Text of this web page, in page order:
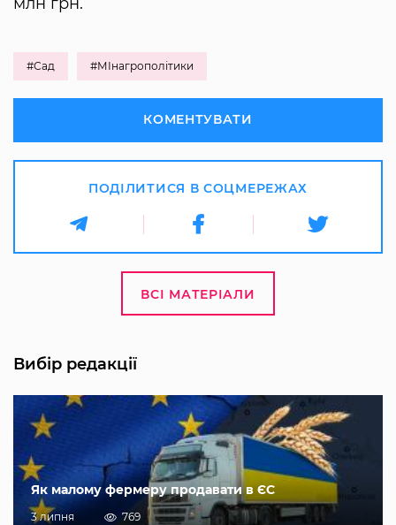
#Сад #МІнагрополітики
КОМЕНТУВАТИ
ПОДІЛИТИСЯ В СОЦМЕРЕЖАХ
ВСІ МАТЕРІАЛИ
Вибір редакції
Як малому фермеру продавати в ЄС
3 липня 769